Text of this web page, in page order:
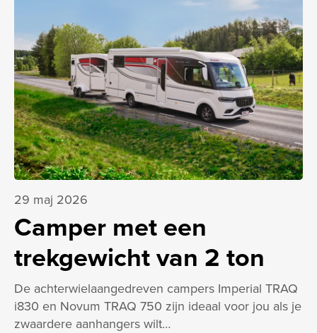
29 maj 2026
Camper met een
trekgewicht van 2 ton
De achterwielaangedreven campers Imperial TRAQ
i830 en Novum TRAQ 750 zijn ideaal voor jou als je
zwaardere aanhangers wilt…